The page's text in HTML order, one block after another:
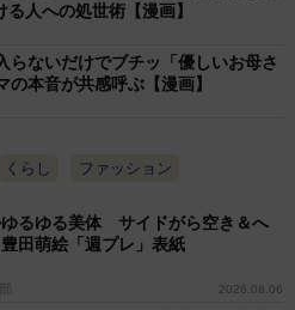
る。また実際にバリカンを
緊張してながら「ちょっと痛
想を口にしつつも、無事にカ
人への処世術【漫画】
らないだけでブチッ「優しいお母さ
の本音が共感呼ぶ【漫画】
くらし ファッション
るゆる美体 サイドがら空き＆へ
田萌絵「週プレ」表紙
2026.08.06